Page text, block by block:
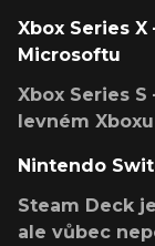
Xbox Series
Microsoftu
Xbox Series
levném Xboxu
Nintendo
Steam Deck
ale vůbec